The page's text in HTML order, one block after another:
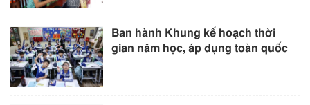
Ban hành Khung kế hoạch thời
gian năm học, áp dụng toàn quốc